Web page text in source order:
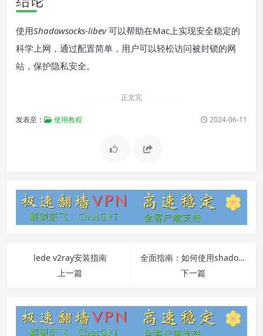
使用Shadowsocks-libev可以帮助在Mac上实现安全稳定的
科学上网，通过配置简单，用户可以轻松访问被封锁的网
站，保护隐私安全。
正文完
发表至： 使用教程 2024-06-11
lede v2ray安装指南
上一篇
全面指南：如何使用shadowsock客户端
下一篇